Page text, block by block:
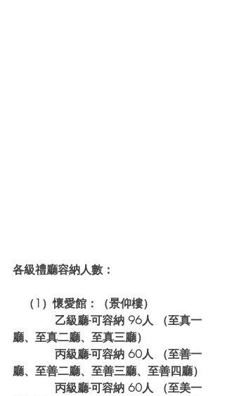
各級禮廳容納人數：
（1）懷愛館：（景仰樓）
乙級廳-可容納 96人 （至真一
廳、至真二廳、至真三廳）
丙級廳-可容納 60人 （至善一
廳、至善二廳、至善三廳、至善四廳）
丙級廳-可容納 60人 （至美一